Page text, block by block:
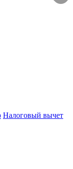
Налоговый вычет